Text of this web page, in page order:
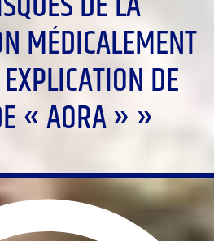
MÉDICALEMENT
DE
« AORA » »